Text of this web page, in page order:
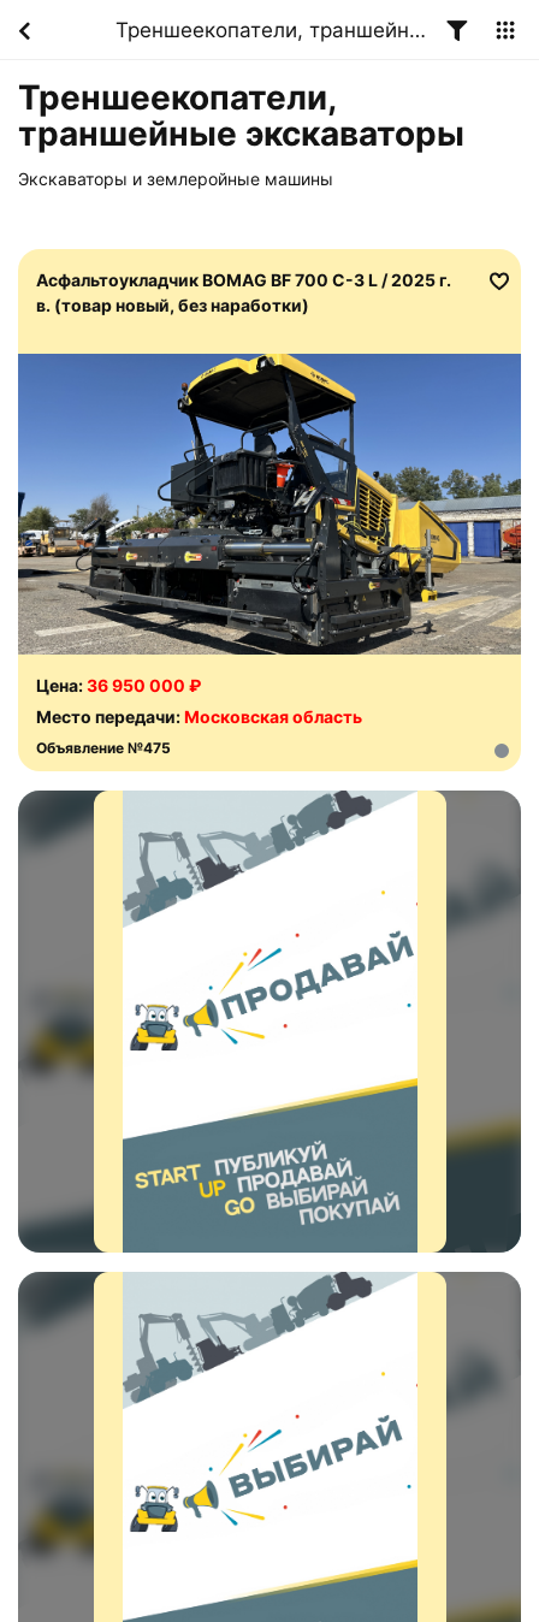
Треншеекопатели, траншейные экскаваторы
Треншеекопатели,
траншейные экскаваторы
Экскаваторы и землеройные машины
Асфальтоукладчик BOMAG BF 700 C-3 L / 2025 г.
в. (товар новый, без наработки)
Цена:36 950 000 ₽
Место передачи:Московская область
Объявление №475